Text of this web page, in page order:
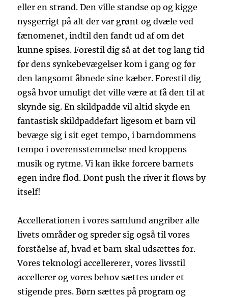
eller en strand. Den ville standse op og kigge
nysgerrigt på alt der var grønt og dvæle ved
fænomenet, indtil den fandt ud af om det
kunne spises. Forestil dig så at det tog lang tid
før dens synkebevægelser kom i gang og før
den langsomt åbnede sine kæber. Forestil dig
også hvor umuligt det ville være at få den til at
skynde sig. En skildpadde vil altid skyde en
fantastisk skildpaddefart ligesom et barn vil
bevæge sig i sit eget tempo, i barndommens
tempo i overensstemmelse med kroppens
musik og rytme. Vi kan ikke forcere barnets
egen indre flod. Dont push the river it flows by
itself!
Accellerationen i vores samfund angriber alle
livets områder og spreder sig også til vores
forståelse af, hvad et barn skal udsættes for.
Vores teknologi accellererer, vores livsstil
accellerer og vores behov sættes under et
stigende pres. Børn sættes på program og